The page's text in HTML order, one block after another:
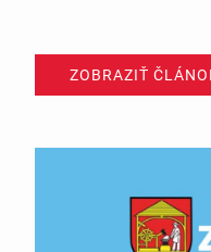
ZOBRAZIŤ